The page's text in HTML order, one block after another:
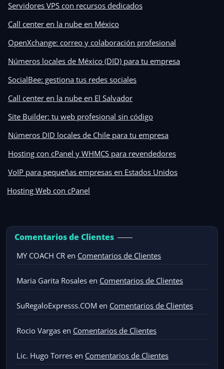
Servidores VPS con recursos dedicados
Call center en la nube en México
OpenXchange: correo y colaboración profesional
Números locales de México (DID) para tu empresa
SocialBee: gestiona tus redes sociales
Call center en la nube en El Salvador
Site Builder: tu web profesional sin código
Números DID locales de Chile para tu empresa
Hosting con cPanel y WHMCS para revendedores
VoIP para pequeñas empresas en Estados Unidos
Hosting Web con cPanel
Comentarios de Clientes
MY COACH CR en Comentarios de Clientes
Maria Garita Rosales en Comentarios de Clientes
SuRegaloExpresss.COM en Comentarios de Clientes
Rocio Vargas en Comentarios de Clientes
Lic. Hugo Torres en Comentarios de Clientes